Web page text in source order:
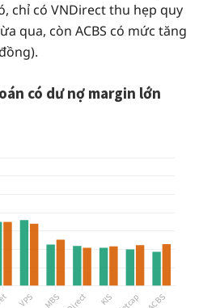
chỉ có VNDirect thu hẹp quy
qua, còn ACBS có mức tăng